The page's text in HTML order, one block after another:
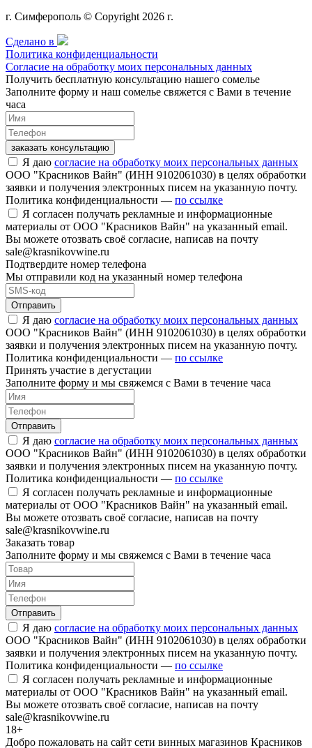
г. Симферополь © Copyright 2026 г.
Сделано в
Политика конфиденциальности
Согласие на обработку моих персональных данных
Получить бесплатную консультацию нашего сомелье
Заполните форму и наш сомелье свяжется с Вами в течение
часа
заказать консультацию
Я даю согласие на обработку моих персональных данных
ООО "Красников Вайн" (ИНН 9102061030) в целях обработки
заявки и получения электронных писем на указанную почту.
Политика конфиденциальности — по ссылке
Я согласен получать рекламные и информационные
материалы от ООО "Красников Вайн" на указанный email.
Вы можете отозвать своё согласие, написав на почту
sale@krasnikovwine.ru
Подтвердите номер телефона
Мы отправили код на указанный номер телефона
Отправить
Я даю согласие на обработку моих персональных данных
ООО "Красников Вайн" (ИНН 9102061030) в целях обработки
заявки и получения электронных писем на указанную почту.
Политика конфиденциальности — по ссылке
Принять участие в дегустации
Заполните форму и мы свяжемся с Вами в течение часа
Отправить
Я даю согласие на обработку моих персональных данных
ООО "Красников Вайн" (ИНН 9102061030) в целях обработки
заявки и получения электронных писем на указанную почту.
Политика конфиденциальности — по ссылке
Я согласен получать рекламные и информационные
материалы от ООО "Красников Вайн" на указанный email.
Вы можете отозвать своё согласие, написав на почту
sale@krasnikovwine.ru
Заказать товар
Заполните форму и мы свяжемся с Вами в течение часа
Отправить
Я даю согласие на обработку моих персональных данных
ООО "Красников Вайн" (ИНН 9102061030) в целях обработки
заявки и получения электронных писем на указанную почту.
Политика конфиденциальности — по ссылке
Я согласен получать рекламные и информационные
материалы от ООО "Красников Вайн" на указанный email.
Вы можете отозвать своё согласие, написав на почту
sale@krasnikovwine.ru
18+
Добро пожаловать на сайт сети винных магазинов Красников